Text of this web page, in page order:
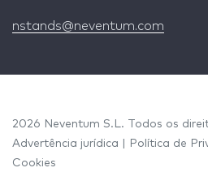
nstands@neventum.com
2026 Neventum S.L. Todos os
Advertência jurídica
Política de
Cookies